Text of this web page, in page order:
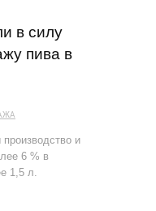
в силу
пива в
и
6 % в
1,5 л.